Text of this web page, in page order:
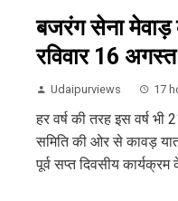
बजरंग सेना
रविवार 16
Udaipurviews 17
हर वर्ष की तरह इस वर्ष भी
समिति की ओर से कावड़
पूर्व सप्त दिवसीय